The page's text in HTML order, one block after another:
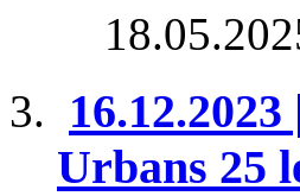
Urbans 25